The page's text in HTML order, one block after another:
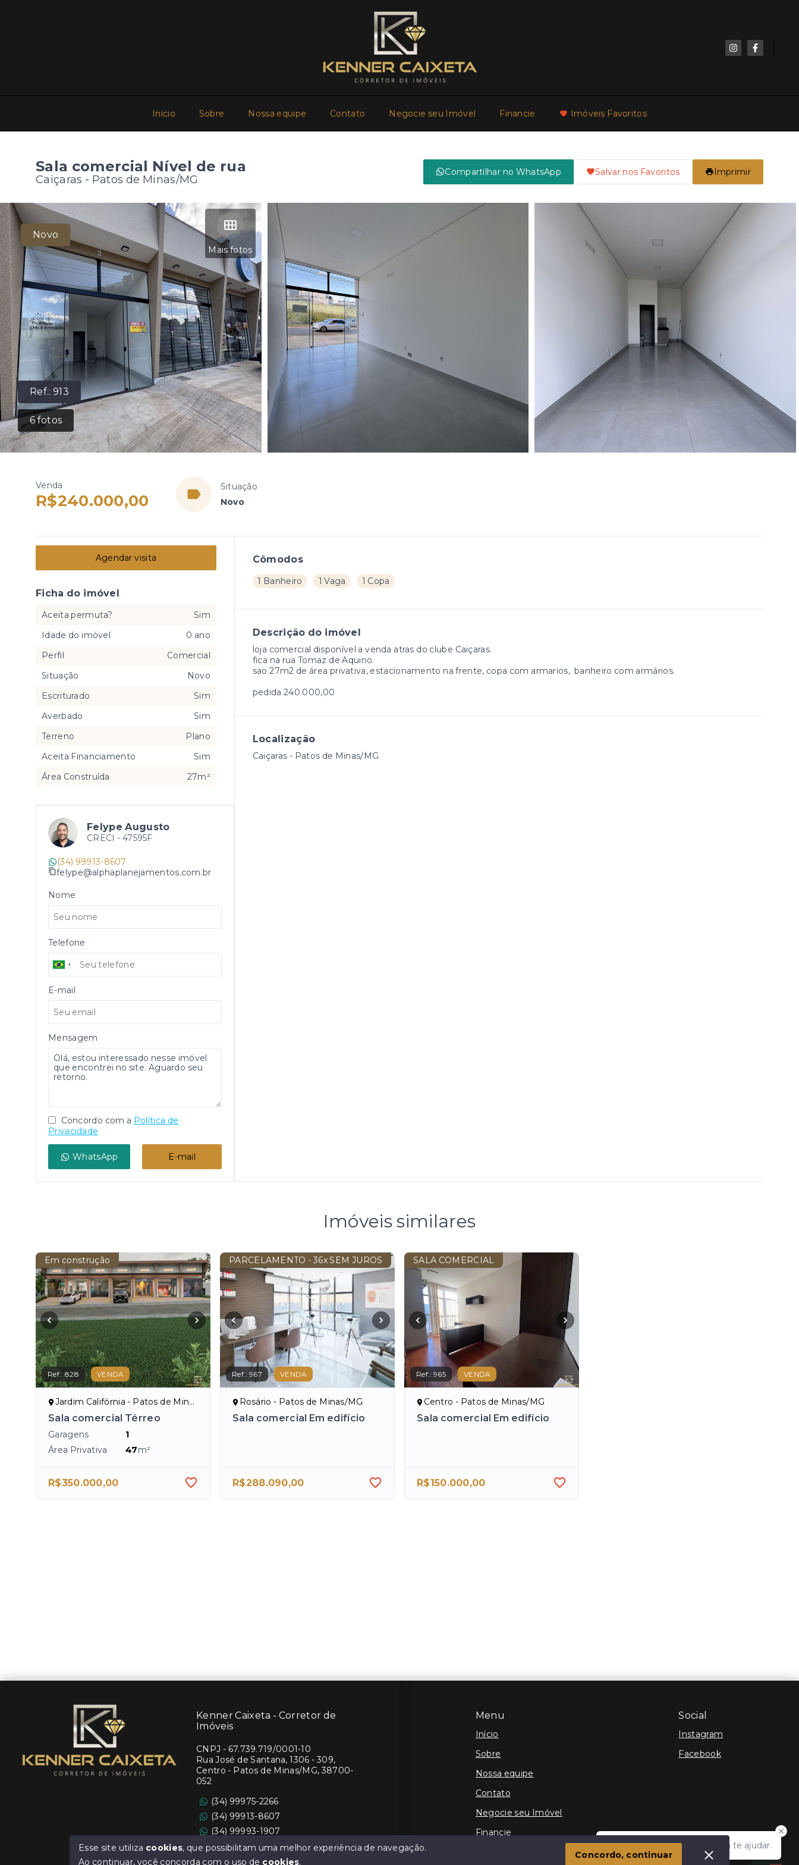
Início Sobre Nossa equipe Contato Negocie seu Imóvel Financie Imóveis Favoritos
Sala comercial Nível de rua
Caiçaras - Patos de Minas/MG
Compartilhar no WhatsApp Salvar nos Favoritos Imprimir
Ref.:913
6fotos
Mais fotos
Novo
Venda
R$240.000,00
Situação
Novo
Cômodos
1 Banheiro 1 Vaga 1 Copa
Descrição do imóvel
loja comercial disponível a venda atras do clube Caiçaras.
fica na rua Tomaz de Aquino.
sao 27m2 de área privativa, estacionamento na frente, copa com armarios, banheiro com armários.
pedida 240.000,00
Localização
Caiçaras - Patos de Minas/MG
Agendar visita
Ficha do imóvel
Aceita permuta?
Sim
Idade do imóvel
0 ano
Perfil
Comercial
Situação
Novo
Escriturado
Sim
Averbado
Sim
Terreno
Plano
Aceita Financiamento
Sim
Área Construída
27m²
Felype Augusto
CRECI - 47595F
(34) 99913-8607
felype@alphaplanejamentos.com.br
Nome
Telefone
E-mail
Mensagem
Concordo com a Política de
Privacidade
WhatsApp E-mail
Imóveis similares
Em construção
Ref.:828 VENDA
Jardim Califórnia - Patos de Minas/MG
Sala comercial Térreo
Garagens
1
Área Privativa
47m²
R$350.000,00
PARCELAMENTO - 36x SEM JUROS
Ref.:967 VENDA
Rosário - Patos de Minas/MG
Sala comercial Em edifício
R$288.090,00
SALA COMERCIAL
Ref.:965 VENDA
Centro - Patos de Minas/MG
Sala comercial Em edifício
R$150.000,00
Olá! Estamos disponíveis para te ajudar.
Menu
Início
Sobre
Nossa equipe
Contato
Negocie seu Imóvel
Financie
Social
Instagram
Facebook
Kenner Caixeta - Corretor de
Imóveis
CNPJ - 67.739.719/0001-10
Rua José de Santana, 1306 - 309,
Centro - Patos de Minas/MG, 38700-
052
(34) 99975-2266
(34) 99913-8607
(34) 99993-1907
Ver e-mail
Esse site utiliza cookies, que possibilitam uma melhor experiência de navegação.
Ao continuar, você concorda com o uso de cookies.
Concordo, continuar